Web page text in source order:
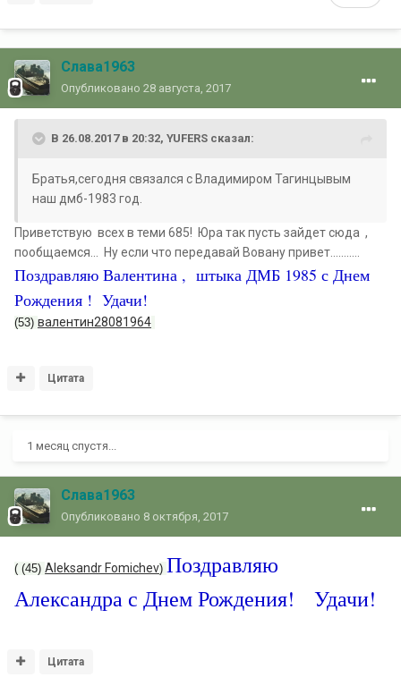
Слава1963
Опубликовано 28 августа, 2017
В 26.08.2017 в 20:32, YUFERS сказал:
Братья,сегодня связался с Владимиром Тагинцывым
наш дмб-1983 год.
Приветствую всех в теми 685! Юра так пусть зайдет сюда ,
пообщаемся... Ну если что передавай Вовану привет...........
Поздравляю Валентина , штыка ДМБ 1985 с Днем
Рождения ! Удачи!
(53) валентин28081964
Цитата
1 месяц спустя...
Слава1963
Опубликовано 8 октября, 2017
( (45) Aleksandr Fomichev) Поздравляю
Александра с Днем Рождения! Удачи!
Цитата